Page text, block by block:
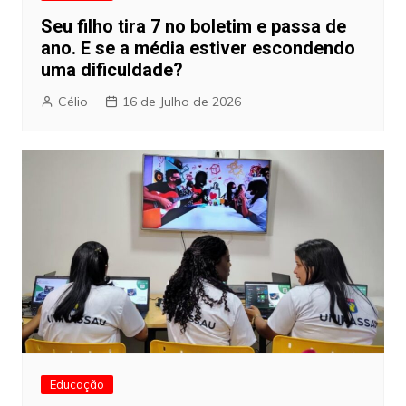
Seu filho tira 7 no boletim e passa de
ano. E se a média estiver escondendo
uma dificuldade?
Célio 16 de Julho de 2026
Educação